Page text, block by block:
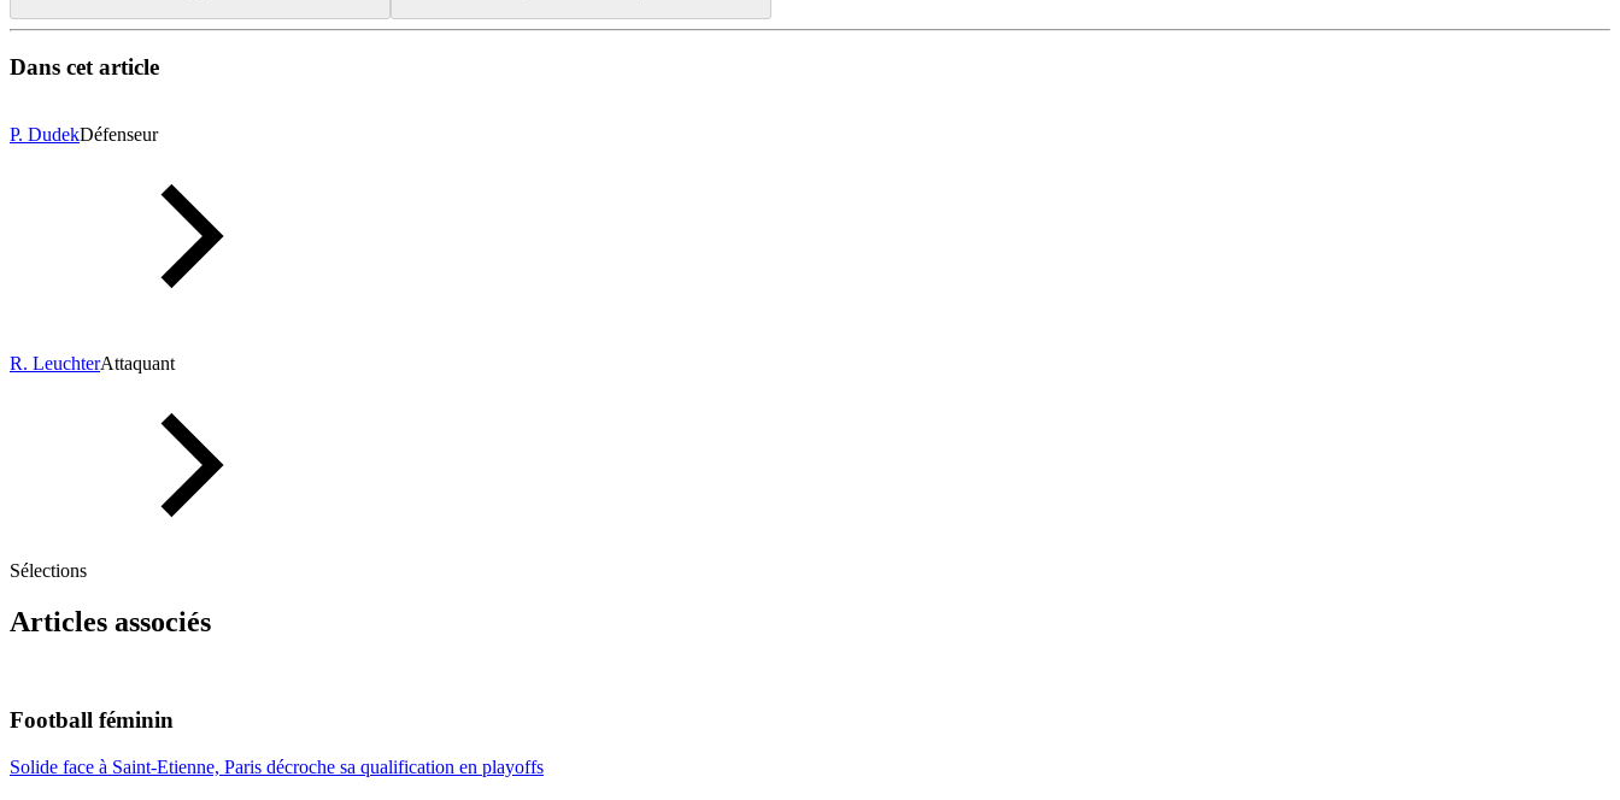
Dans cet article
P. DudekDéfenseur
R. LeuchterAttaquant
Sélections
Articles associés
Football féminin
Solide face à Saint-Etienne, Paris décroche sa qualification en playoffs